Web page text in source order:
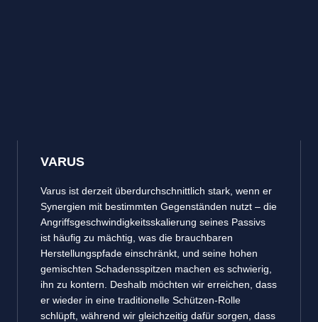
VARUS
Varus ist derzeit überdurchschnittlich stark, wenn er
Synergien mit bestimmten Gegenständen nutzt – die
Angriffsgeschwindigkeitsskalierung seines Passivs
ist häufig zu mächtig, was die brauchbaren
Herstellungspfade einschränkt, und seine hohen
gemischten Schadensspitzen machen es schwierig,
ihn zu kontern. Deshalb möchten wir erreichen, dass
er wieder in eine traditionelle Schützen-Rolle
schlüpft, während wir gleichzeitig dafür sorgen, dass